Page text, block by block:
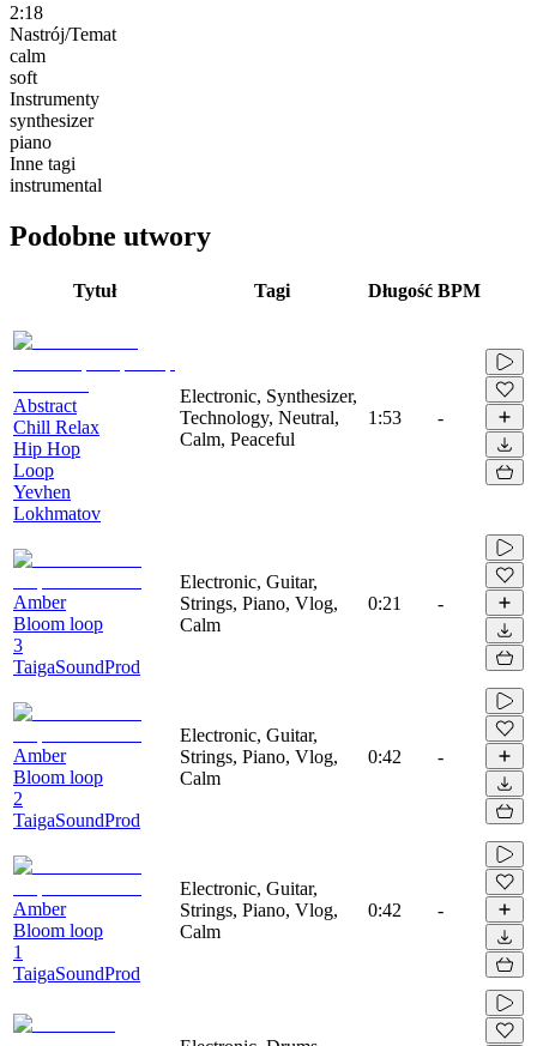
2:18
Nastrój/Temat
calm
soft
Instrumenty
synthesizer
piano
Inne tagi
instrumental
Podobne utwory
Tytuł Tagi Długość BPM
Abstract
Chill Relax
Hip Hop
Loop
Yevhen
Lokhmatov
Electronic, Synthesizer,
Technology, Neutral,
Calm, Peaceful
1:53 -
Amber
Bloom loop
3
TaigaSoundProd
Electronic, Guitar,
Strings, Piano, Vlog,
Calm
0:21 -
Amber
Bloom loop
2
TaigaSoundProd
Electronic, Guitar,
Strings, Piano, Vlog,
Calm
0:42 -
Amber
Bloom loop
1
TaigaSoundProd
Electronic, Guitar,
Strings, Piano, Vlog,
Calm
0:42 -